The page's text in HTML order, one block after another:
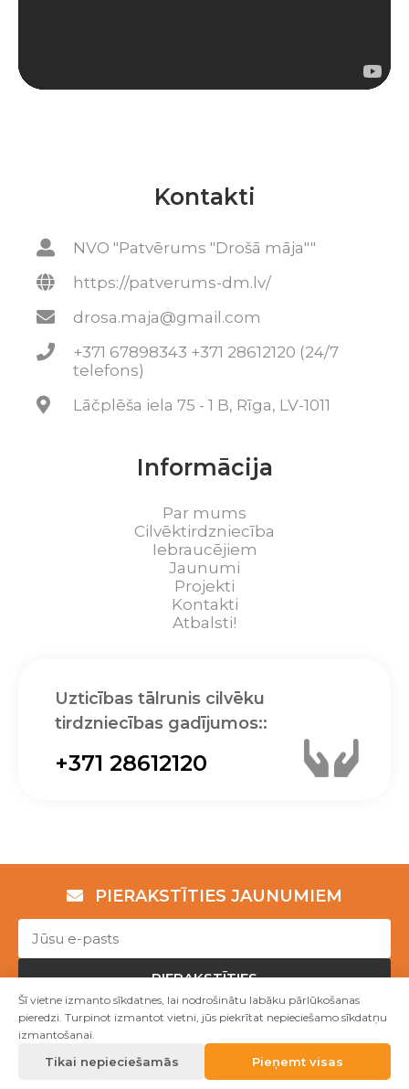
Kontakti
NVO "Patvērums "Drošā māja""
https://patverums-dm.lv/
drosa.maja@gmail.com
+371 67898343 +371 28612120 (24/7
telefons)
Lāčplēša iela 75 - 1 B, Rīga, LV-1011
Informācija
Par mums
Cilvēktirdzniecība
Iebraucējiem
Jaunumi
Projekti
Kontakti
Atbalsti!
Uzticības tālrunis cilvēku
tirdzniecības gadījumos::
+371 28612120
PIERAKSTĪTIES JAUNUMIEM
PIERAKSTĪTIES
Copyright © NVO "Patvērums "Drošā māja"" 2023
Mājas lapu izstrāde WEBstyle.lv
Šī vietne izmanto sīkdatnes, lai nodrošinātu labāku pārlūkošanas
pieredzi. Turpinot izmantot vietni, jūs piekrītat nepieciešamo sīkdatņu
izmantošanai.
Tikai nepieciešamās Pieņemt visas